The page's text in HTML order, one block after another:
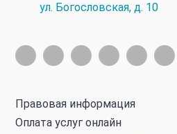
ул. Богословская, д. 10
Правовая информация
Оплата услуг онлайн